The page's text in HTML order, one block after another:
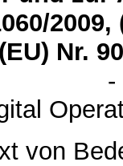
2009,
Nr.
-
von